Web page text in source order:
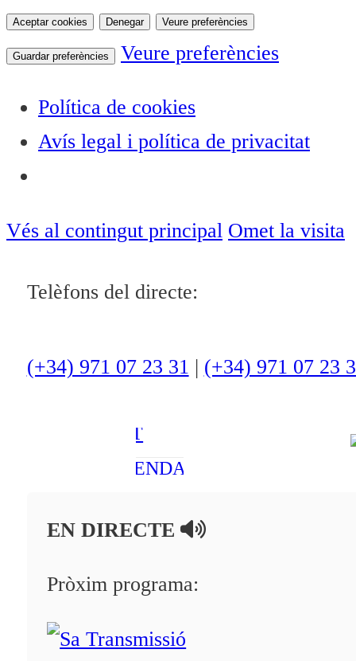
Aceptar cookies Denegar Veure preferències
Guardar preferències Veure preferències
Política de cookies
Avís legal i política de privacitat
Vés al contingut principal Omet la visita
Telèfons del directe:
(+34) 971 07 23 31 | (+34) 971 07 23
ACTUALITAT
OCI
ENTREVISTES
AMBIENT
AGENDA
A la Carta
Programació
Fes-te'n soci!
EN DIRECTE
Pròxim programa: